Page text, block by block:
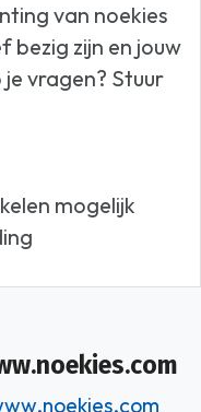
van noekies
bezig zijn en jouw
vragen? Stuur
mogelijk